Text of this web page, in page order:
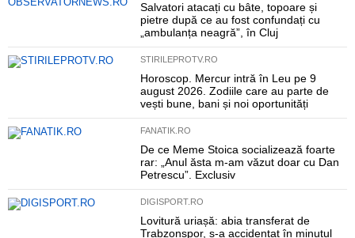
Salvatori atacați cu bâte, topoare și
pietre după ce au fost confundați cu
„ambulanța neagră”, în Cluj
STIRILEPROTV.RO
Horoscop. Mercur intră în Leu pe 9
august 2026. Zodiile care au parte de
vești bune, bani și noi oportunități
FANATIK.RO
De ce Meme Stoica socializează foarte
rar: „Anul ăsta m-am văzut doar cu Dan
Petrescu”. Exclusiv
DIGISPORT.RO
Lovitură uriașă: abia transferat de
Trabzonspor, s-a accidentat în minutul